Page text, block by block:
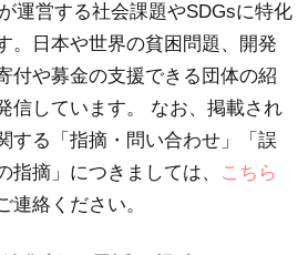
運営する社会課題やSDGsに特化
。日本や世界の貧困問題、開発
付や募金の支援できる団体の紹
信しています。 なお、掲載され
する「指摘・問い合わせ」「誤
指摘」につきましては、
こちら
連絡ください。